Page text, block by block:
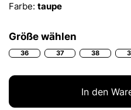
Farbe: taupe
Größe wählen
36 37 38
In den